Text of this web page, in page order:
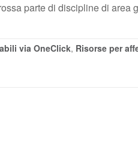
parte di discipline di area
via OneClick, Risorse per